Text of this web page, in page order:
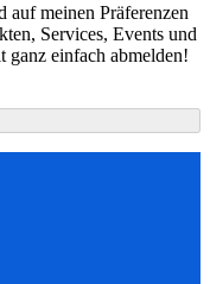
auf meinen Präferenzen
Services, Events und
ganz einfach abmelden!